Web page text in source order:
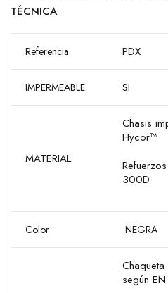
TÉCNICA
Referencia PDX
IMPERMEABLE SI
MATERIAL
Chasis
Hycor™
300D
Color NEGRA
según